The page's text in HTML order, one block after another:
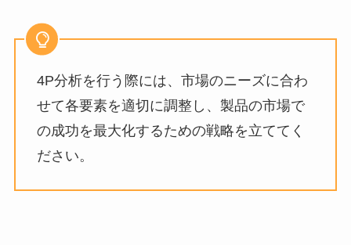
4P分析を行う際には、市場のニーズに合わ
せて各要素を適切に調整し、製品の市場で
の成功を最大化するための戦略を立ててく
ださい。